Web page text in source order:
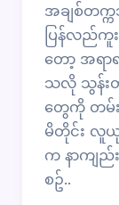
အချစ်တက္
ပြန်လည်
တော့ အရာ
သလို သွန်း
တွေကို တမ်
မိတိုင်း လူ
က နာကျ
စဥ်..